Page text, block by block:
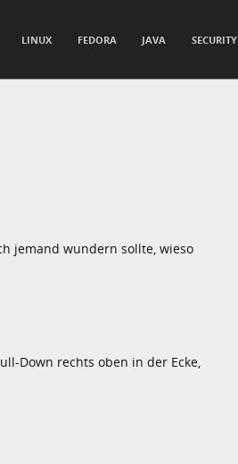
LINUX FEDORA JAVA SECURITY
jemand wundern sollte, wieso
Down rechts oben in der Ecke,